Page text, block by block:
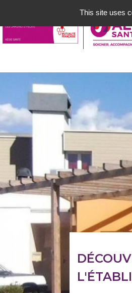
contenu
principal
This site uses